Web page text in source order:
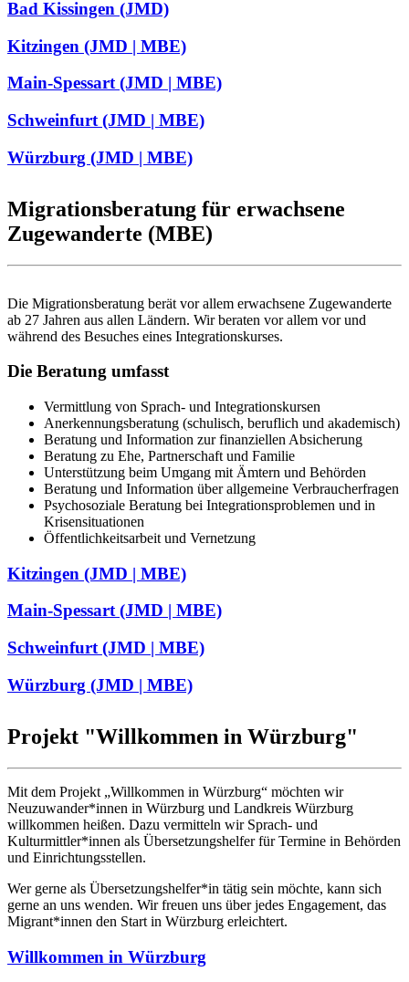
Bad Kissingen (JMD)
Kitzingen (JMD | MBE)
Main-Spessart (JMD | MBE)
Schweinfurt (JMD | MBE)
Würzburg (JMD | MBE)
Migrationsberatung für erwachsene
Zugewanderte (MBE)
Die Migrationsberatung berät vor allem erwachsene Zugewanderte
ab 27 Jahren aus allen Ländern. Wir beraten vor allem vor und
während des Besuches eines Integrationskurses.
Die Beratung umfasst
Vermittlung von Sprach- und Integrationskursen
Anerkennungsberatung (schulisch, beruflich und akademisch)
Beratung und Information zur finanziellen Absicherung
Beratung zu Ehe, Partnerschaft und Familie
Unterstützung beim Umgang mit Ämtern und Behörden
Beratung und Information über allgemeine Verbraucherfragen
Psychosoziale Beratung bei Integrationsproblemen und in
Krisensituationen
Öffentlichkeitsarbeit und Vernetzung
Kitzingen (JMD | MBE)
Main-Spessart (JMD | MBE)
Schweinfurt (JMD | MBE)
Würzburg (JMD | MBE)
Projekt "Willkommen in Würzburg"
Mit dem Projekt „Willkommen in Würzburg“ möchten wir
Neuzuwander*innen in Würzburg und Landkreis Würzburg
willkommen heißen. Dazu vermitteln wir Sprach- und
Kulturmittler*innen als Übersetzungshelfer für Termine in Behörden
und Einrichtungsstellen.
Wer gerne als Übersetzungshelfer*in tätig sein möchte, kann sich
gerne an uns wenden. Wir freuen uns über jedes Engagement, das
Migrant*innen den Start in Würzburg erleichtert.
Willkommen in Würzburg